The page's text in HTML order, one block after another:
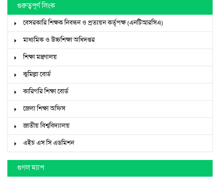
গুরুত্বপূর্ণ লিংক
বেসরকারি শিক্ষক নিবন্ধন ও প্রত্যয়ন কর্তৃপক্ষ (এনটিআরসিএ)
মাধ্যমিক ও উচ্চশিক্ষা অধিদপ্তর
শিক্ষা মন্ত্রণালয়
কুমিল্লা বোর্ড
কারিগরি শিক্ষা বোর্ড
জেলা শিক্ষা অফিস
জাতীয় বিশ্ববিদ্যালয়
এইচ এস সি এডমিশন
গুগল ম্যাপ